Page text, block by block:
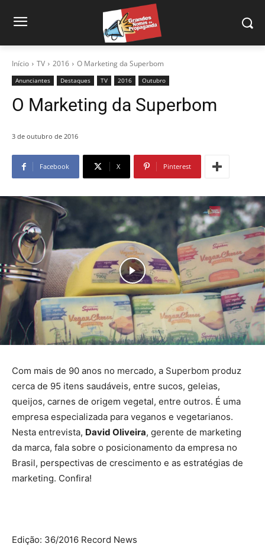
Início TV 2016 O Marketing da Superbom
Anunciantes Destaques TV 2016 Outubro
O Marketing da Superbom
3 de outubro de 2016
Facebook X Pinterest
Com mais de 90 anos no mercado, a Superbom produz
cerca de 95 itens saudáveis, entre sucos, geleias,
queijos, carnes de origem vegetal, entre outros. É uma
empresa especializada para veganos e vegetarianos.
Nesta entrevista, David Oliveira, gerente de marketing
da marca, fala sobre o posicionamento da empresa no
Brasil, perspectivas de crescimento e as estratégias de
marketing. Confira!
Edição: 36/2016 Record News